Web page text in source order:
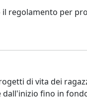
il regolamento per
di vita dei
dall'inizio fino in